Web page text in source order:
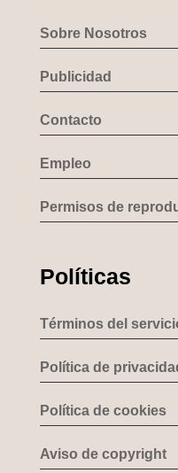
Sobre Nosotros
Publicidad
Contacto
Empleo
Permisos de
Políticas
Términos del
Política de
Política de cookies
Aviso de copyright